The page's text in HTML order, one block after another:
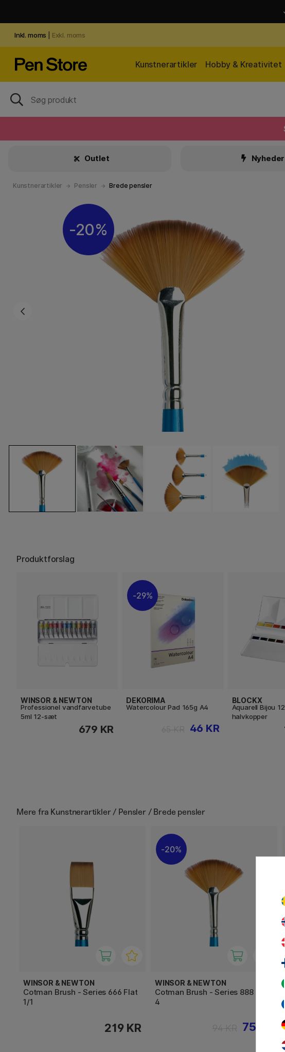
Inkl. moms Exkl. moms
Kunstnerartikler Hobby & Kreativitet
Outlet Nyheder
Kunstnerartikler Pensler Brede pensler
20%
Produktforslag
WINSOR & NEWTON
Professionel vandfarvetube
5ml 12-sæt
679 KR
29%
DEKORIMA
Watercolour Pad 165g A4
46 KR
BLOCKX
Aquarell Bijou
halvkopper
Mere fra Kunstnerartikler / Pensler / Brede pensler
WINSOR & NEWTON
Cotman Brush - Series 666 Flat
1/1
219 KR
20%
WINSOR & NEWTON
Cotman Brush - Series 888 Fan
4
75 KR